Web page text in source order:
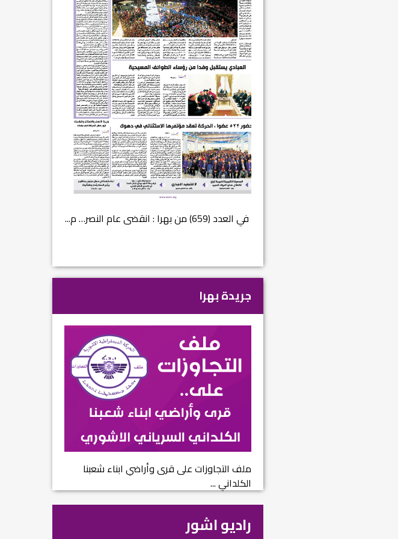
في العدد (659) من بهرا : انقضى عام النصر… م...
جريدة بهرا
ملف التجاوزات على قرى وأراضي ابناء شعبنا
الكلداني ...
راديو اشور